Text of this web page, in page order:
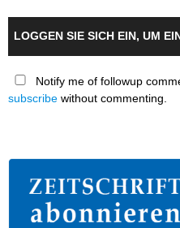
LOGGEN SIE SICH EIN, UM
Notify me of followup
subscribe without commenting.